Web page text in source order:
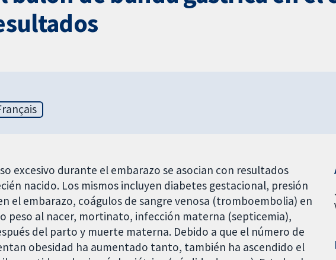
excesivo durante el embarazo se asocian con resultados
nacido. Los mismos incluyen diabetes gestacional, presión
el embarazo, coágulos de sangre venosa (tromboembolia) en
peso al nacer, mortinato, infección materna (septicemia),
del parto y muerte materna. Debido a que el número de
obesidad ha aumentado tanto, también ha ascendido el